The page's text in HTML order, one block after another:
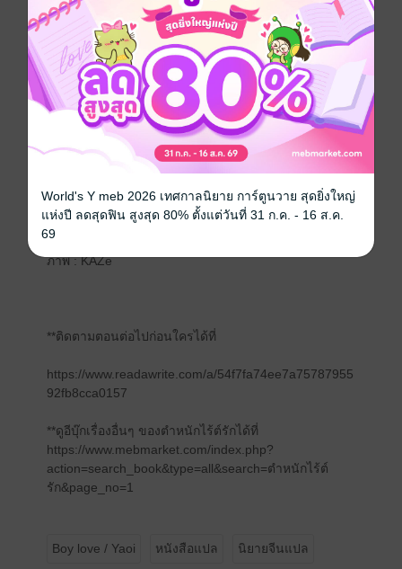
ตำหนักไร้ต์รักขอนำเสนอนิยายเรื่องฮิตจาก readAwrite
ในรูปแบบอีบุ๊กเจ้าค่ะ
คลั่งรักองครักษ์ลับ เล่ม 3
แปล : ทีมตำหนักไร้ต์รัก [suxian, ธราดล]
ภาพ : KAZe
**ติดตามตอนต่อไปก่อนใครได้ที่
https://www.readawrite.com/a/54f7fa74ee7a75787955
92fb8cca0157
**ดูอีบุ๊กเรื่องอื่นๆ ของตำหนักไร้ต์รักได้ที่
https://www.mebmarket.com/index.php?
action=search_book&type=all&search=ตำหนักไร้ต์
รัก&page_no=1
Boy love / Yaoi หนังสือแปล นิยายจีนแปล
World's Y meb 2026 เทศกาลนิยาย การ์ตูนวาย สุดยิ่งใหญ่
แห่งปี ลดสุดฟิน สูงสุด 80% ตั้งแต่วันที่ 31 ก.ค. - 16 ส.ค.
69